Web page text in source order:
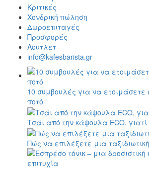
Κριτικές
Χονδρική πώληση
Δωροεπιταγές
Προσφορές
Αουτλετ
info@kafesbarista.gr
10 συμβουλές για να ετοιμάσετε
ποτό
Τσάι από την κάψουλα ECO, γιατί
Πώς να επιλέξετε μια